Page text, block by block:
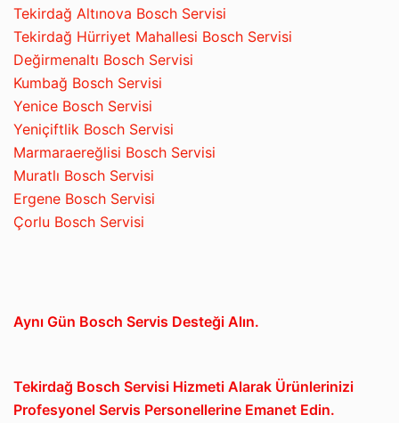
Tekirdağ Altınova Bosch Servisi
Tekirdağ Hürriyet Mahallesi Bosch Servisi
Değirmenaltı Bosch Servisi
Kumbağ Bosch Servisi
Yenice Bosch Servisi
Yeniçiftlik Bosch Servisi
Marmaraereğlisi Bosch Servisi
Muratlı Bosch Servisi
Ergene Bosch Servisi
Çorlu Bosch Servisi
Aynı Gün Bosch Servis Desteği Alın.
Tekirdağ Bosch Servisi Hizmeti Alarak Ürünlerinizi
Profesyonel Servis Personellerine Emanet Edin.